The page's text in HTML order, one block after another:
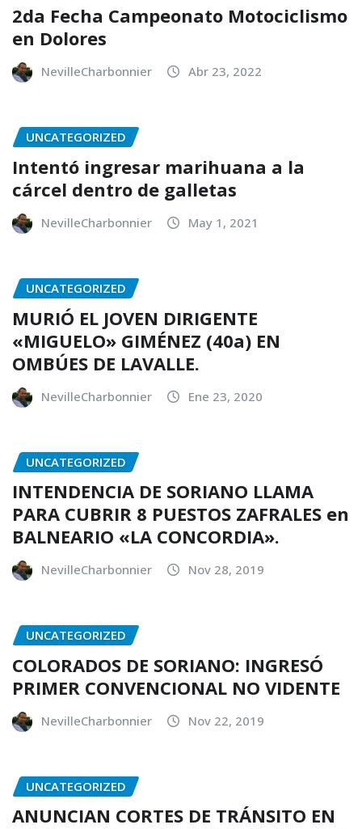
2da Fecha Campeonato Motociclismo
en Dolores
NevilleCharbonnier Abr 23, 2022
UNCATEGORIZED
Intentó ingresar marihuana a la
cárcel dentro de galletas
NevilleCharbonnier May 1, 2021
UNCATEGORIZED
MURIÓ EL JOVEN DIRIGENTE
«MIGUELO» GIMÉNEZ (40a) EN
OMBÚES DE LAVALLE.
NevilleCharbonnier Ene 23, 2020
UNCATEGORIZED
INTENDENCIA DE SORIANO LLAMA
PARA CUBRIR 8 PUESTOS ZAFRALES en
BALNEARIO «LA CONCORDIA».
NevilleCharbonnier Nov 28, 2019
UNCATEGORIZED
COLORADOS DE SORIANO: INGRESÓ
PRIMER CONVENCIONAL NO VIDENTE
NevilleCharbonnier Nov 22, 2019
UNCATEGORIZED
ANUNCIAN CORTES DE TRÁNSITO EN